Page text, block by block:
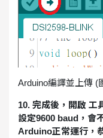
Arduino編譯並上傳 (
10. 完成後，開啟 工
設定9600 baud，會
Arduino正常運行，